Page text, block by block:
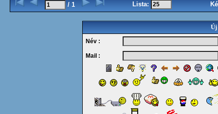
/ 1 Lista:
Új
Név :
Mail :